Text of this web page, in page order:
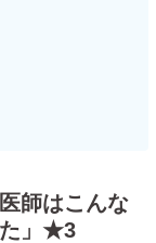
師はこんな
た」★3